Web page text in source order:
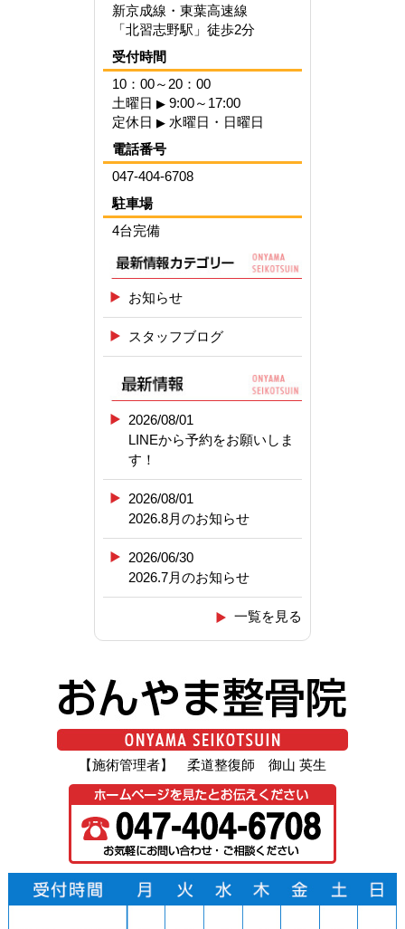
新京成線・東葉高速線
「北習志野駅」徒歩2分
受付時間
10：00～20：00
土曜日 ▶ 9:00～17:00
定休日 ▶ 水曜日・日曜日
電話番号
047-404-6708
駐車場
4台完備
お知らせ
スタッフブログ
2026/08/01
LINEから予約をお願いしま
す！
2026/08/01
2026.8月のお知らせ
2026/06/30
2026.7月のお知らせ
一覧を見る
【施術管理者】 柔道整復師 御山 英生